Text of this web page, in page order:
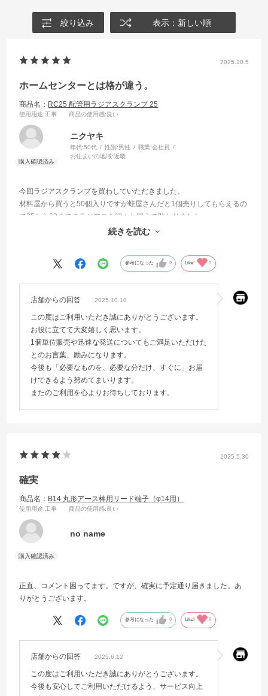
絞り込み 表示：新しい順
2025.10.5
ホームセンターとは格が違う。
商品名： RC25 配管用ラジアスクランプ 25
使用用途:工事 商品の使用感:良い
ニクヤキ
年代:50代 性別:男性 職業:会社員
お住まいの地域:近畿
今回ラジアスクランプを買わしていただきました。
材料屋から買うと50個入りですが蛙屋さんだと1個売りしてもらえるの
で25から63までのラジアスを細々と買えて助かりました。
しかもアマゾン並みの速さで届くから言う事無しです。
続きを読む
参考になった 0 Like! 0
店舗からの回答 2025.10.10
この度はご利用いただき誠にありがとうございます。
お役に立てて大変嬉しく思います。
1個単位販売や迅速な発送についてもご満足いただけた
とのお言葉、励みになります。
今後も「必要なものを、必要な分だけ、すぐに」お届
けできるよう努めてまいります。
またのご利用を心よりお待ちしております。
2025.5.30
確実
商品名： B14 丸形アース棒用リード端子（φ14用）
使用用途:工事 商品の使用感:良い
no name
正直、コメント困ってます。ですが、確実に予定通り届きました。あ
りがとうございます。
参考になった 0 Like! 0
店舗からの回答 2025.6.12
この度はご利用いただき誠にありがとうございます。
今後も安心してご利用いただけるよう、サービス向上